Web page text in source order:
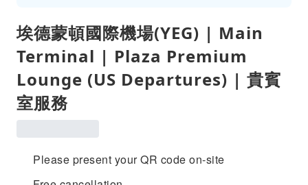
埃德蒙頓國際機場(YEG) | Main
Terminal | Plaza Premium
Lounge (US Departures) | 貴賓
室服務
Please present your QR code on-site